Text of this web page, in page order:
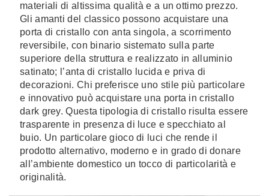
materiali di altissima qualità e a un ottimo prezzo.
Gli amanti del classico possono acquistare una
porta di cristallo con anta singola, a scorrimento
reversibile, con binario sistemato sulla parte
superiore della struttura e realizzato in alluminio
satinato; l’anta di cristallo lucida e priva di
decorazioni. Chi preferisce uno stile più particolare
e innovativo può acquistare una porta in cristallo
dark grey. Questa tipologia di cristallo risulta essere
trasparente in presenza di luce e specchiato al
buio. Un particolare gioco di luci che rende il
prodotto alternativo, moderno e in grado di donare
all’ambiente domestico un tocco di particolarità e
originalità.